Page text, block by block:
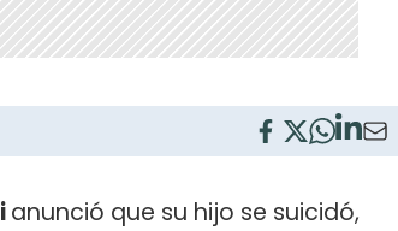
anunció que su hijo se suicidó,